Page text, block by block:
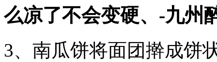
么凉了不会变硬、-九州
3、南瓜饼将面团擀成饼